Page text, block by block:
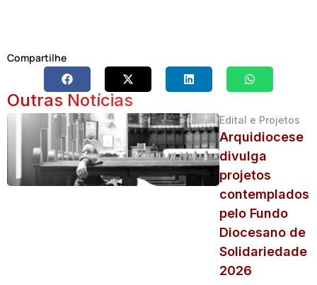
Compartilhe
Outras Notícias
Edital e Projetos
Arquidiocese
divulga
projetos
contemplados
pelo Fundo
Diocesano de
Solidariedade
2026